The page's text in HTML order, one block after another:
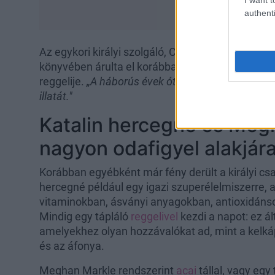
Az egykori királyi szolgáló, Charles Oliver
könyvében árulta el korábban, hogy a néhai
reggelije. „A háborús évek óta rajongott a
illatát."
Katalin hercegné és
nagyon odafigyel alakjára
Korábban egyébként már fény derült a királyi
hercegné például egy igazi szuperélelmiszerre, a
vitaminokban, ásványi anyagokban,
Mindig egy tápláló reggelivel kezdi a napot: ez
amelyekhez olyan hozzávalókat ad, mint a
és az áfonya.
Meghan Markle rendszerint acai tállal, vagy